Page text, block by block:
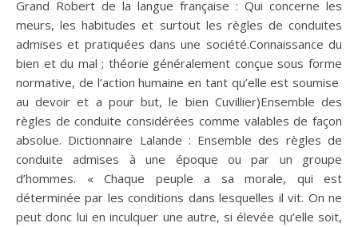
Grand Robert de la langue française : Qui concerne les
meurs, les habitudes et surtout les règles de conduites
admises et pratiquées dans une société.Connaissance du
bien et du mal ; théorie généralement conçue sous forme
normative, de l’action humaine en tant qu’elle est soumise
au devoir et a pour but, le bien Cuvillier)Ensemble des
règles de conduite considérées comme valables de façon
absolue. Dictionnaire Lalande : Ensemble des règles de
conduite admises à une époque ou par un groupe
d’hommes. « Chaque peuple a sa morale, qui est
déterminée par les conditions dans lesquelles il vit. On ne
peut donc lui en inculquer une autre, si élevée qu’elle soit,